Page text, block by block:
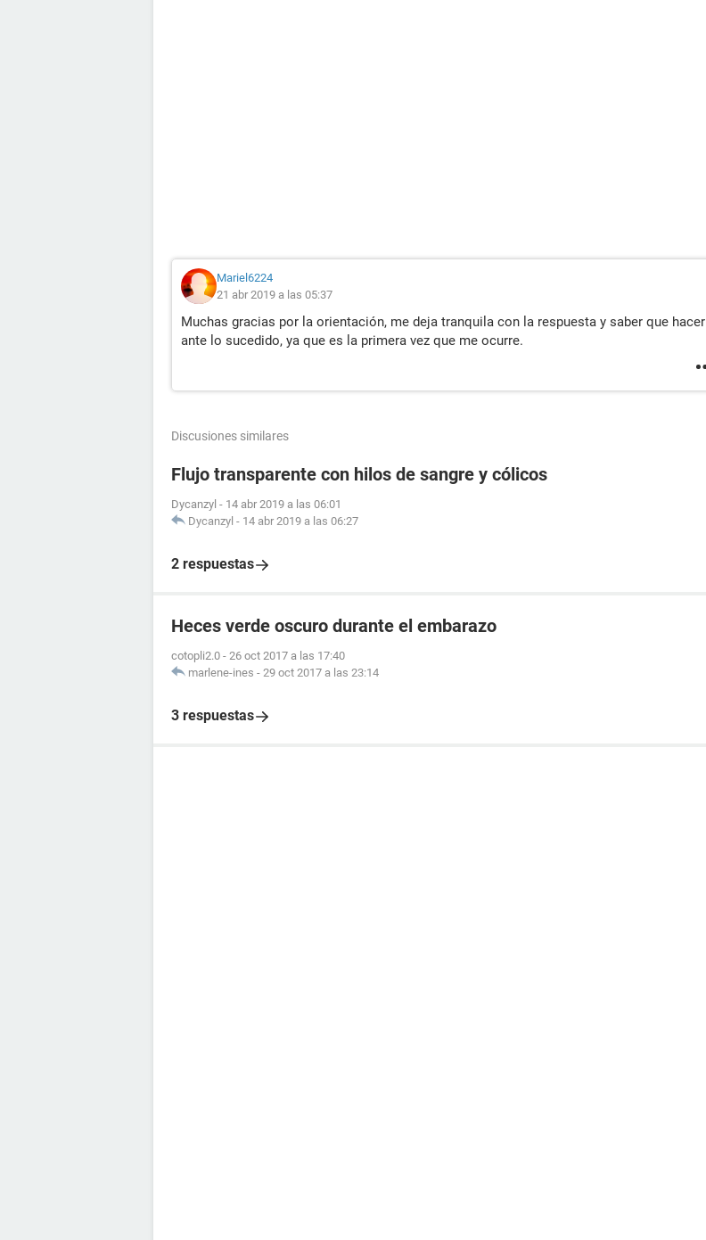
Mariel6224
21 abr 2019 a las 05:37
Muchas gracias por la orientación, me deja tranquila con la respuesta y saber que hacer
ante lo sucedido, ya que es la primera vez que me ocurre.
Discusiones similares
Flujo transparente con hilos de sangre y cólicos
Dycanzyl - 14 abr 2019 a las 06:01
Dycanzyl - 14 abr 2019 a las 06:27
2 respuestas
Heces verde oscuro durante el embarazo
cotopli2.0 - 26 oct 2017 a las 17:40
marlene-ines - 29 oct 2017 a las 23:14
3 respuestas